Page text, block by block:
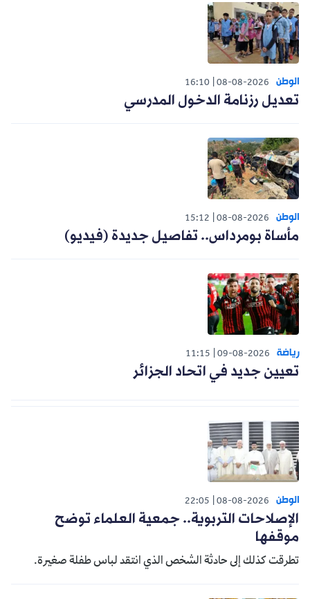
الوطن 08-08-2026
16:10
تعديل رزنامة الدخول المدرسي
الوطن 08-08-2026
15:12
مأساة بومرداس.. تفاصيل جديدة (فيديو)
رياضة 09-08-2026
11:15
تعيين جديد في اتحاد الجزائر
الوطن 08-08-2026
22:05
الإصلاحات التربوية.. جمعية العلماء توضح
موقفها
تطرقت كذلك إلى حادثة الشخص الذي انتقد لباس طفلة صغيرة.